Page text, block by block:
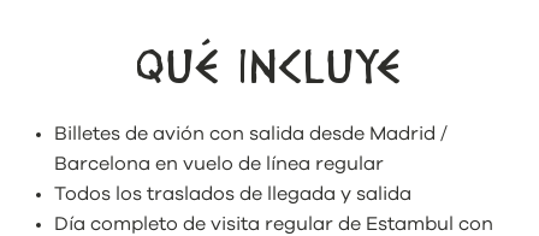
QUÉ INCLUYE
Billetes de avión con salida desde Madrid /
Barcelona en vuelo de línea regular
Todos los traslados de llegada y salida
Día completo de visita regular de Estambul con